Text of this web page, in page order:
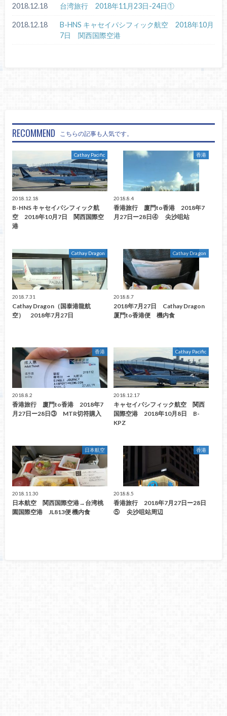
2018.12.18 台湾旅行 2018年11月23日-24日①
2018.12.18
B-HNS キャセイパシフィック航空 2018年10月
7日 関西国際空港
RECOMMEND こちらの記事も人気です。
Cathay Pacific
2018.12.18
B-HNS キャセイパシフィック航
空 2018年10月7日 関西国際空
港
香港
2018.8.4
香港旅行 廈門to香港 2018年7
月27日ー28日④ 尖沙咀站
Cathay Dragon
2018.7.31
Cathay Dragon（国泰港龍航
空） 2018年7月27日
Cathay Dragon
2018.8.7
2018年7月27日 Cathay Dragon
厦門to香港便 機内食
香港
2018.8.2
香港旅行 廈門to香港 2018年7
月27日ー28日③ MTR切符購入
Cathay Pacific
2018.12.17
キャセイパシフィック航空 関西
国際空港 2018年10月8日 B-
KPZ
日本航空
2018.11.30
日本航空 関西国際空港→台湾桃
園国際空港 JL813便 機内食
香港
2018.8.5
香港旅行 2018年7月27日ー28日
⑤ 尖沙咀站周辺